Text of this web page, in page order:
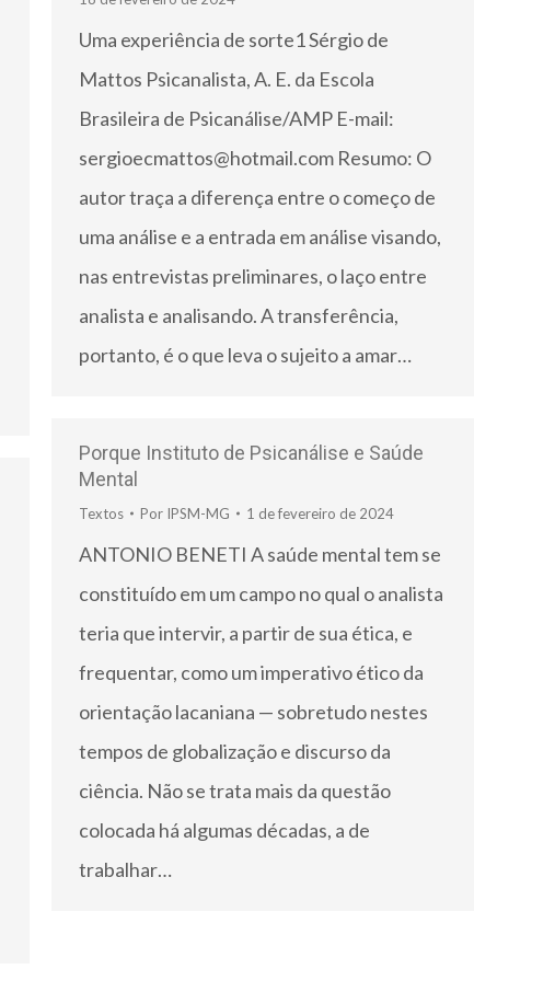
Uma experiência de sorte1 Sérgio de
Mattos Psicanalista, A. E. da Escola
Brasileira de Psicanálise/AMP E-mail:
sergioecmattos@hotmail.com Resumo: O
autor traça a diferença entre o começo de
uma análise e a entrada em análise visando,
nas entrevistas preliminares, o laço entre
analista e analisando. A transferência,
portanto, é o que leva o sujeito a amar…
Porque Instituto de Psicanálise e Saúde
Mental
Textos Por IPSM-MG 1 de fevereiro de 2024
ANTONIO BENETI A saúde mental tem se
constituído em um campo no qual o analista
teria que intervir, a partir de sua ética, e
frequentar, como um imperativo ético da
orientação lacaniana — sobretudo nestes
tempos de globalização e discurso da
ciência. Não se trata mais da questão
colocada há algumas décadas, a de
trabalhar…